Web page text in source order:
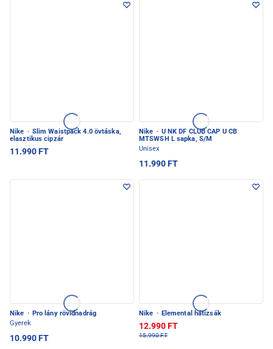
Nike · Slim Waistpack 4.0 övtáska,
elasztikus cipzár
11.990 FT
Nike · U NK DF CLUB CAP U CB
MTSWSH L sapka, S/M
Unisex
11.990 FT
Nike · Pro lány rövidnadrág
Gyerek
10.990 FT
Nike · Elemental hátizsák
12.990 FT
15.990 FT